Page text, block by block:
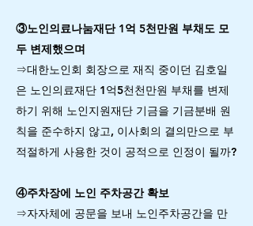
③노인의료나눔재단 1억 5천만원 부채도 모
두 변제했으며
⇒대한노인회 회장으로 재직 중이던 김호일
은 노인의료재단 1억5천천만원 부채를 변제
하기 위해 노인지원재단 기금을 기금분배 원
칙을 준수하지 않고, 이사회의 결의만으로 부
적절하게 사용한 것이 공적으로 인정이 될까?
④주차장에 노인 주차공간 확보
⇒자자체에 공문을 보내 노인주차공간을 만